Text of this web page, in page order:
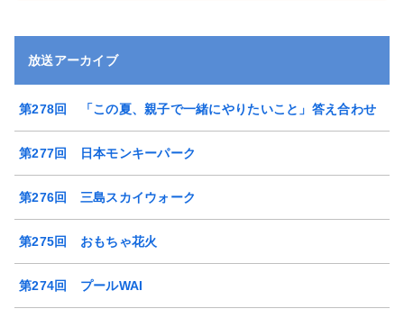
放送アーカイブ
第278回 「この夏、親子で一緒にやりたいこと」答え合わせ
第277回 日本モンキーパーク
第276回 三島スカイウォーク
第275回 おもちゃ花火
第274回 プールWAI